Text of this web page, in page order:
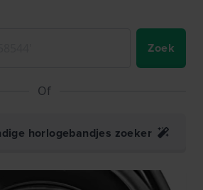
Zoek
Of
horlogebandjes zoeker